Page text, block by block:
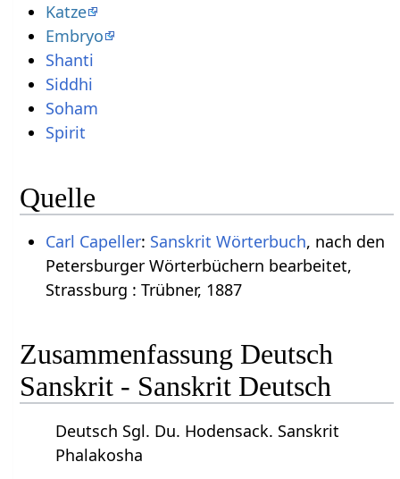
Katze
Embryo
Shanti
Siddhi
Soham
Spirit
Quelle
Carl Capeller: Sanskrit Wörterbuch, nach den
Petersburger Wörterbüchern bearbeitet,
Strassburg : Trübner, 1887
Zusammenfassung Deutsch
Sanskrit - Sanskrit Deutsch
Deutsch Sgl. Du. Hodensack. Sanskrit
Phalakosha